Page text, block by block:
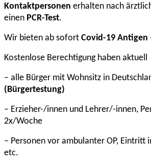
Kontaktpersonen erhalten nach
einen PCR-Test.
Wir bieten ab sofort Covid-19 Antigen
Kostenlose Berechtigung haben aktuell
– alle Bürger mit Wohnsitz in
(Bürgertestung)
– Erzieher-/innen und Lehrer/-innen,
2x/Woche
– Personen vor ambulanter OP, Eintritt
etc.